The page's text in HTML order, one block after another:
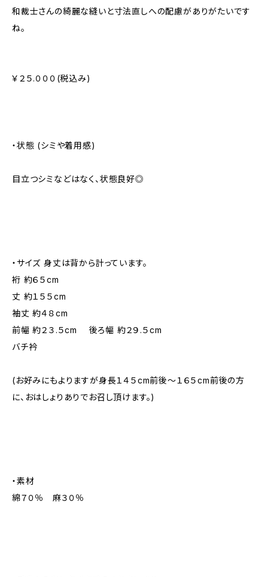
和裁士さんの綺麗な縫いと寸法直しへの配慮がありがたいです
ね。
￥２５.０００(税込み)
・状態 (シミや着用感)
目立つシミなどはなく、状態良好◎
・サイズ 身丈は背から計っています。
裄 約６５cm
丈 約１５５cm
袖丈 約４８cm
前幅 約２３.５cm 後ろ幅 約２９.５cm
バチ衿
(お好みにもよりますが身長１４５cm前後～１６５cm前後の方
に、おはしょりありでお召し頂けます。)
・素材
綿７０％ 麻３０％